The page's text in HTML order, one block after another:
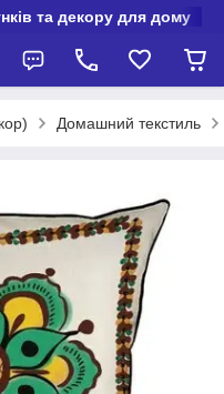
та декору для дому
Домашний текстиль